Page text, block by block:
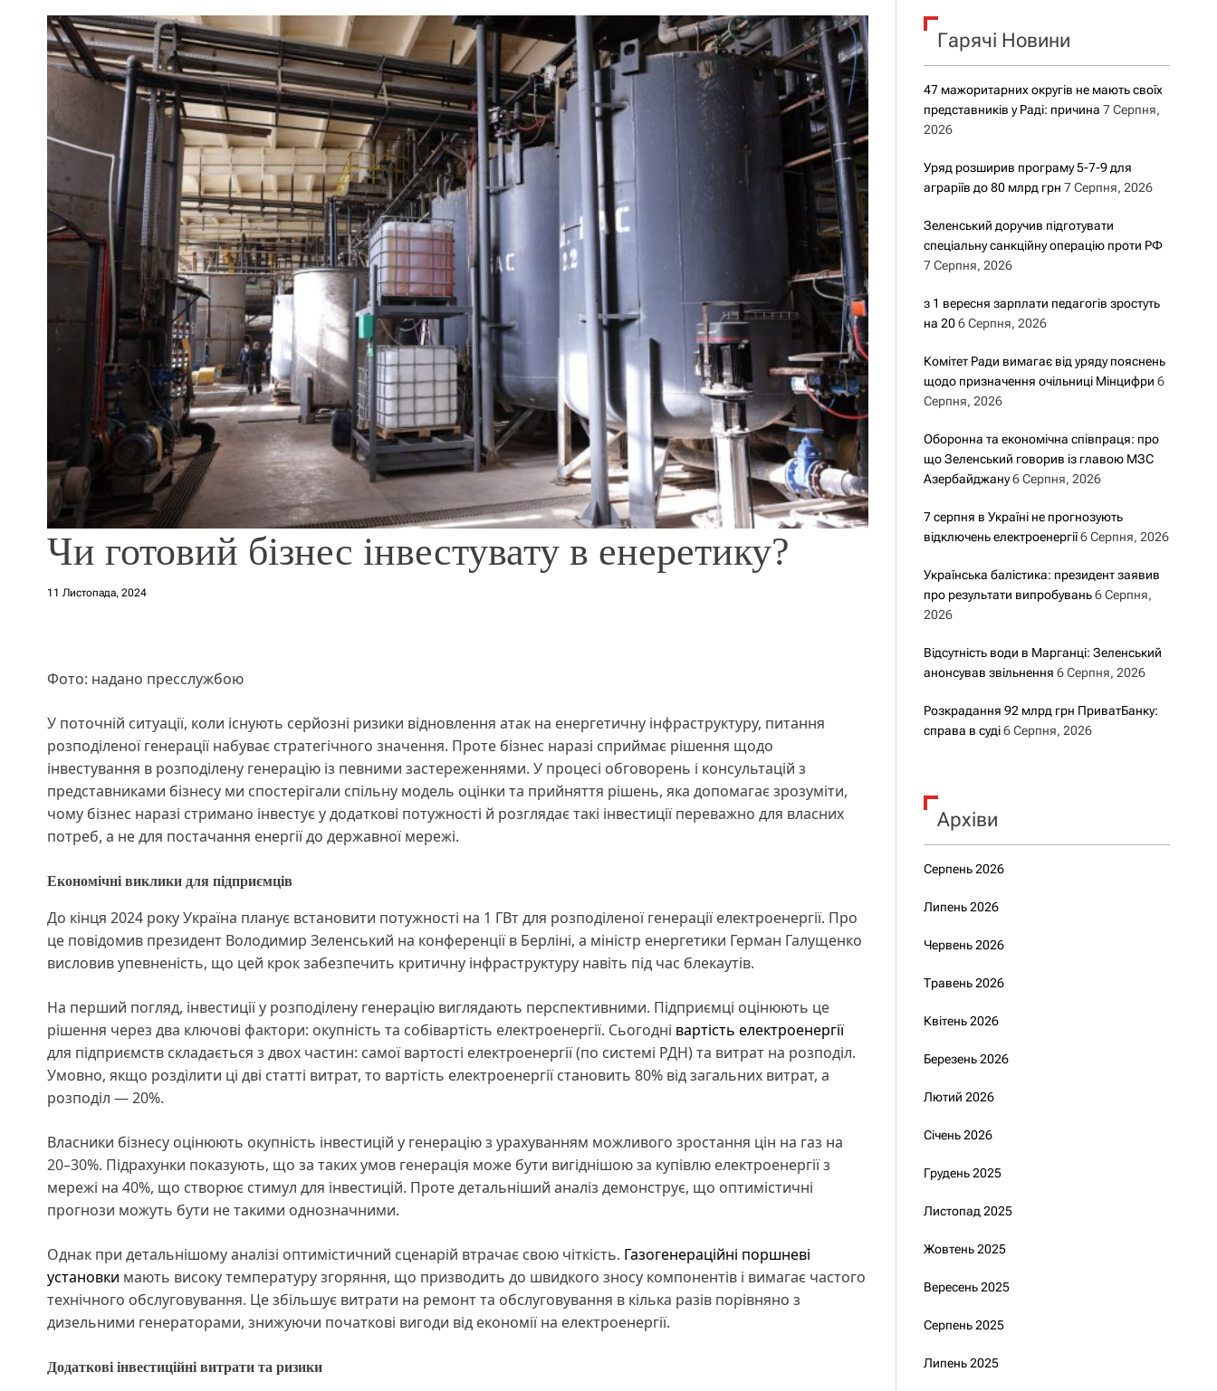
о
о
р
м
у
Чи готовий бізнес інвестувату в енеретику?
11 Листопада, 2024
Фото: надано пресслужбою
У поточній ситуації, коли існують серйозні ризики відновлення атак на енергетичну інфраструктуру, питання
розподіленої генерації набуває стратегічного значення. Проте бізнес наразі сприймає рішення щодо
інвестування в розподілену генерацію із певними застереженнями. У процесі обговорень і консультацій з
представниками бізнесу ми спостерігали спільну модель оцінки та прийняття рішень, яка допомагає зрозуміти,
чому бізнес наразі стримано інвестує у додаткові потужності й розглядає такі інвестиції переважно для власних
потреб, а не для постачання енергії до державної мережі.
Економічні виклики для підприємців
До кінця 2024 року Україна планує встановити потужності на 1 ГВт для розподіленої генерації електроенергії. Про
це повідомив президент Володимир Зеленський на конференції в Берліні, а міністр енергетики Герман Галущенко
висловив упевненість, що цей крок забезпечить критичну інфраструктуру навіть під час блекаутів.
На перший погляд, інвестиції у розподілену генерацію виглядають перспективними. Підприємці оцінюють це
рішення через два ключові фактори: окупність та собівартість електроенергії. Сьогодні вартість електроенергії
для підприємств складається з двох частин: самої вартості електроенергії (по системі РДН) та витрат на розподіл.
Умовно, якщо розділити ці дві статті витрат, то вартість електроенергії становить 80% від загальних витрат, а
розподіл — 20%.
Власники бізнесу оцінюють окупність інвестицій у генерацію з урахуванням можливого зростання цін на газ на
20–30%. Підрахунки показують, що за таких умов генерація може бути вигіднішою за купівлю електроенергії з
мережі на 40%, що створює стимул для інвестицій. Проте детальніший аналіз демонструє, що оптимістичні
прогнози можуть бути не такими однозначними.
Однак при детальнішому аналізі оптимістичний сценарій втрачає свою чіткість. Газогенераційні поршневі
установки мають високу температуру згоряння, що призводить до швидкого зносу компонентів і вимагає частого
технічного обслуговування. Це збільшує витрати на ремонт та обслуговування в кілька разів порівняно з
дизельними генераторами, знижуючи початкові вигоди від економії на електроенергії.
Додаткові інвестиційні витрати та ризики
Гарячі Новини
47 мажоритарних округів не мають своїх
представників у Раді: причина 7 Серпня,
2026
Уряд розширив програму 5-7-9 для
аграріїв до 80 млрд грн 7 Серпня, 2026
Зеленський доручив підготувати
спеціальну санкційну операцію проти РФ
7 Серпня, 2026
з 1 вересня зарплати педагогів зростуть
на 20 6 Серпня, 2026
Комітет Ради вимагає від уряду пояснень
щодо призначення очільниці Мінцифри 6
Серпня, 2026
Оборонна та економічна співпраця: про
що Зеленський говорив із главою МЗС
Азербайджану 6 Серпня, 2026
7 серпня в Україні не прогнозують
відключень електроенергії 6 Серпня, 2026
Українська балістика: президент заявив
про результати випробувань 6 Серпня,
2026
Відсутність води в Марганці: Зеленський
анонсував звільнення 6 Серпня, 2026
Розкрадання 92 млрд грн ПриватБанку:
справа в суді 6 Серпня, 2026
Архіви
Серпень 2026
Липень 2026
Червень 2026
Травень 2026
Квітень 2026
Березень 2026
Лютий 2026
Січень 2026
Грудень 2025
Листопад 2025
Жовтень 2025
Вересень 2025
Серпень 2025
Липень 2025